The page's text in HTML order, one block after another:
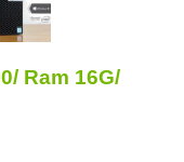
Ram 16G/